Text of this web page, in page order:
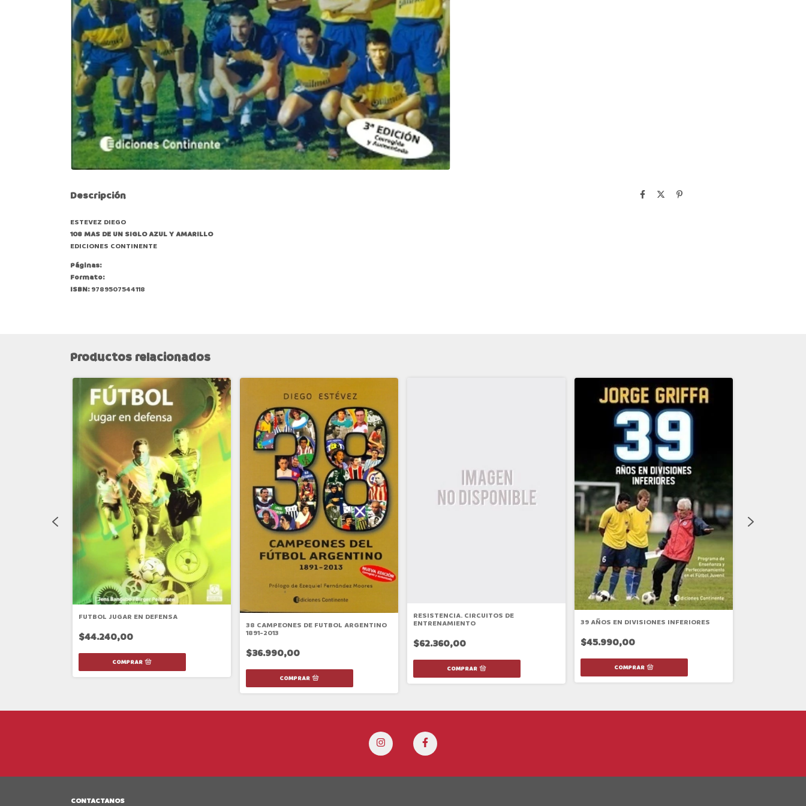
Descripción
ESTEVEZ DIEGO
108 MAS DE UN SIGLO AZUL Y AMARILLO
EDICIONES CONTINENTE
Páginas:
Formato:
ISBN:9789507544118
Productos relacionados
FUTBOL JUGAR EN DEFENSA
$44.240,00
38 CAMPEONES DE FUTBOL ARGENTINO
1891-2013
$36.990,00
RESISTENCIA. CIRCUITOS DE
ENTRENAMIENTO
$62.360,00
39 AÑOS EN DIVISIONES INFERIORES
$45.990,00
CONTACTANOS